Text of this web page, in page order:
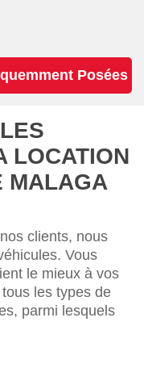
Posées
LOCATION
MALAGA
clients, nous
Vous
le mieux à vos
les types de
parmi lesquels